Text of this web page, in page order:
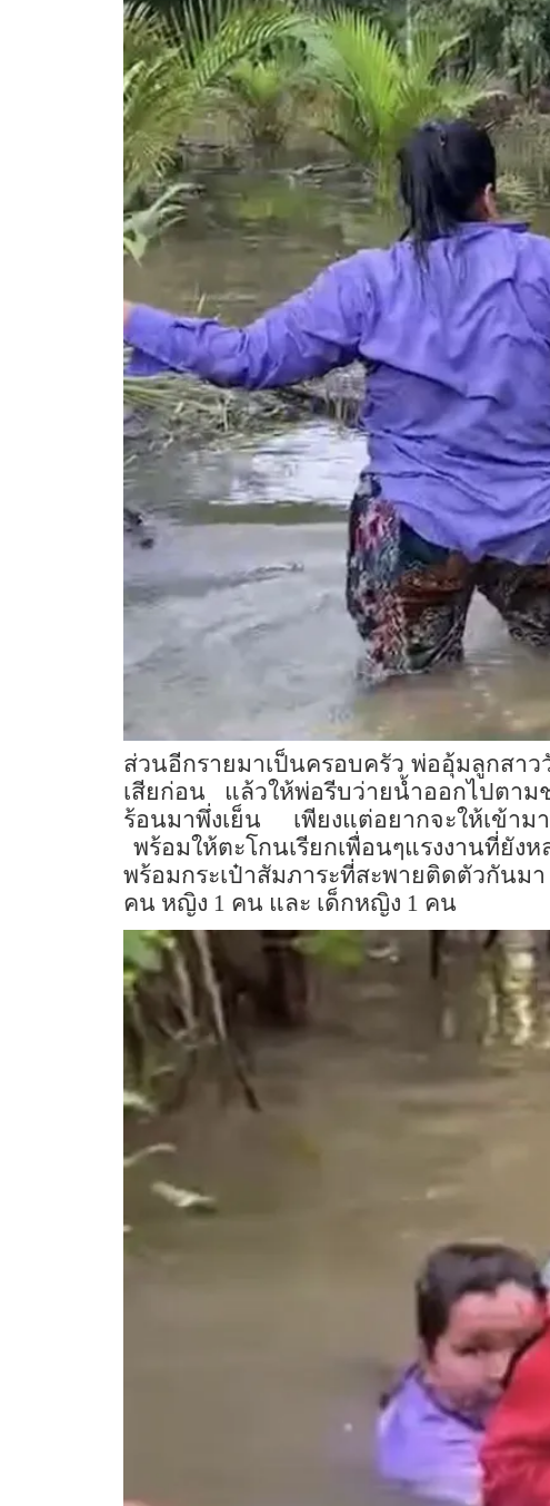
ส่วนอีกรายมาเป็นครอบครัว พ่ออุ้มลูกสา
เสียก่อน แล้วให้พ่อรีบว่ายน้ำออกไปตา
ร้อนมาพึ่งเย็น เพียงแต่อยากจะให้เข้า
พร้อมให้ตะโกนเรียกเพื่อนๆแรงงานที่ยั
พร้อมกระเป๋าสัมภาระที่สะพายติดตัวกัน
คน หญิง 1 คน และ เด็กหญิง 1 คน